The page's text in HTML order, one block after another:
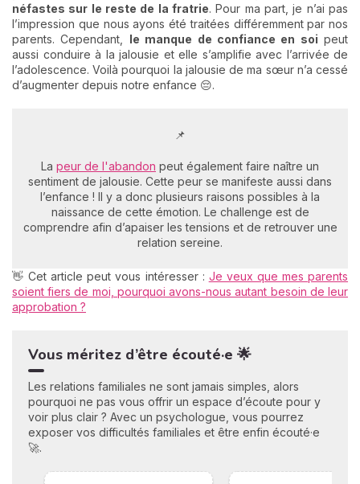
néfastes sur le reste de la fratrie. Pour ma part, je n’ai pas
l’impression que nous ayons été traitées différemment par nos
parents. Cependant, le manque de confiance en soi peut
aussi conduire à la jalousie et elle s’amplifie avec l’arrivée de
l’adolescence. Voilà pourquoi la jalousie de ma sœur n’a cessé
d’augmenter depuis notre enfance 😔.
📌
La peur de l'abandon peut également faire naître un
sentiment de jalousie. Cette peur se manifeste aussi dans
l’enfance ! Il y a donc plusieurs raisons possibles à la
naissance de cette émotion. Le challenge est de
comprendre afin d’apaiser les tensions et de retrouver une
relation sereine.
👋 Cet article peut vous intéresser : Je veux que mes parents
soient fiers de moi, pourquoi avons-nous autant besoin de leur
approbation ?
Vous méritez d’être écouté·e 🌟
Les relations familiales ne sont jamais simples, alors
pourquoi ne pas vous offrir un espace d’écoute pour y
voir plus clair ? Avec un psychologue, vous pourrez
exposer vos difficultés familiales et être enfin écouté·e
🚀.